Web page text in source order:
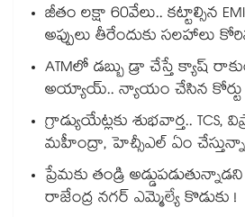
జీతం లక్షా 60వేలు.. కట్టాల్సిన
అప్పులు తీరేందుకు సలహాలు
ATMలో డబ్బు డ్రా చేస్తే క్యాష్
అయ్యాయ్.. న్యాయం చేసిన కోర్టు
గ్రాడ్యుయేట్లకు శుభవార్త.. TCS,
మహీంద్రా, హెచ్సీఎల్ ఏం
ప్రేమకు తండ్రి
రాజేంద్ర నగర్ ఎమ్మెల్యే కొడుకు !